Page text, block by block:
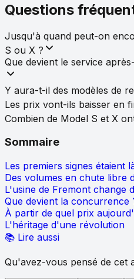
Questions
Jusqu'à quand peut-on
S ou X ?
Que devient le service
Y aura-t-il des modèles de
Les prix vont-ils baisser en
Combien de Model S et X
Sommaire
Les premiers signes étaient
Des volumes en chute libre
L'usine de Fremont change
Que devient la concurrence
À partir de quel prix
L'héritage d'une révolution
📚 Lire aussi
Qu'avez-vous pensé de cet